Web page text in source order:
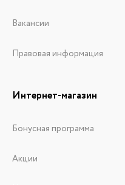
Вакансии
Правовая информация
Интернет-магазин
Бонусная программа
Акции